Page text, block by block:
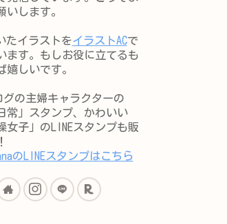
いします。
たイラストをイラストACで
ます。もしお役に立てるも
嬉しいです。
グの主婦キャラクターの
常」スタンプ、かわいい
女子」のLINEスタンプも販
のLINEスタンプはこちら